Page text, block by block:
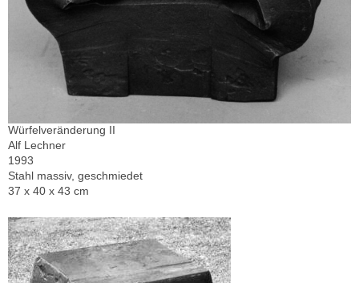
Würfelveränderung II
Alf Lechner
1993
Stahl massiv, geschmiedet
37 x 40 x 43 cm